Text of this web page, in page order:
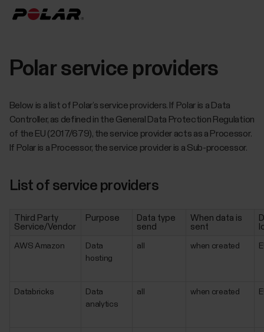
Polar service providers
Below is a list of Polar’s service providers. If Polar is a Data
Controller, as defined in the General Data Protection Regulation
of the EU (2017/679), the service provider acts as a Processor.
If Polar is a Processor, the service provider is a Sub-processor.
List of service providers
Third Party
Service/Vendor
Purpose
Data type
send
When data is
sent
AWS Amazon
Data
hosting
all when created
Databricks
Data
analytics
all when created